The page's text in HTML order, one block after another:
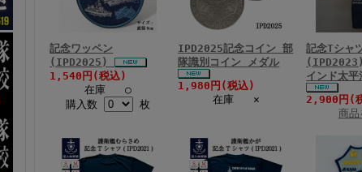
記念ワッペン
(IPD2025)
1,540円(税込)
在庫 ○
購入数
枚
IPD2025記念コイン 部
隊識別コイン メダル
1,980円(税込)
在庫 ×
記念Tシャ
インド太
2,900円(
商品